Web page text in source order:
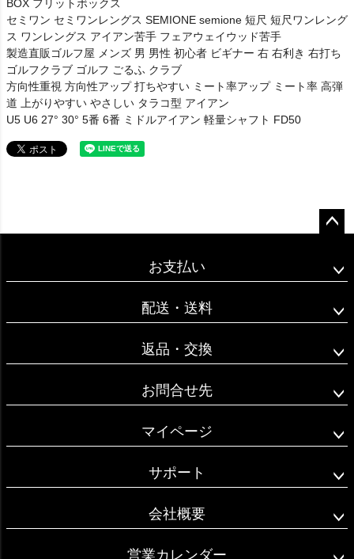
BOX フリットボックス
セミワン セミワンレングス SEMIONE semione 短尺 短尺ワンレング
ス ワンレングス アイアン苦手 フェアウェイウッド苦手
製造直販ゴルフ屋 メンズ 男 男性 初心者 ビギナー 右 右利き 右打ち
ゴルフクラブ ゴルフ ごるふ クラブ
方向性重視 方向性アップ 打ちやすい ミート率アップ ミート率 高弾
道 上がりやすい やさしい タラコ型 アイアン
U5 U6 27° 30° 5番 6番 ミドルアイアン 軽量シャフト FD50
ジト
ップ
お支払い
配送・送料
返品・交換
お問合せ先
マイページ
サポート
会社概要